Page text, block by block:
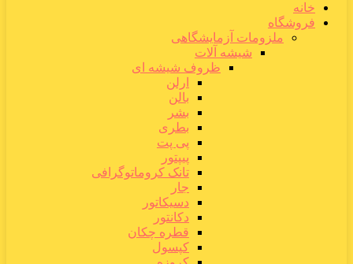
خانه
فروشگاه
ملزومات آزمایشگاهی
شیشه آلات
ظروف شیشه ای
ارلن
بالن
بشر
بطری
پی پت
پیپتور
تانک کروماتوگرافی
جار
دسیکاتور
دکانتور
قطره چکان
کپسول